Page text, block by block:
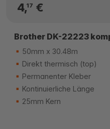
4,17 €
Brother DK-22223
50mm x 30.48m
Direkt thermisch (top)
Permanenter Kleber
Kontinuierliche Länge
25mm Kern